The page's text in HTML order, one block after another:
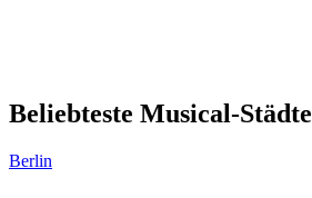
Beliebteste Musical-Städte
Berlin